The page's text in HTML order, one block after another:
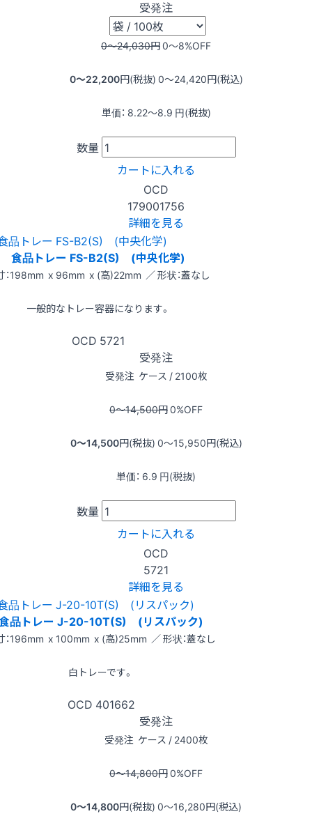
受発注
0〜24,030円0〜8%OFF
0〜22,200円(税抜) 0〜24,420円(税込)
単価： 8.22〜8.9 円(税抜)
数量
カートに入れる
OCD
179001756
詳細を見る
食品トレー FS-B2(S) (中央化学)
：198mm x 96mm x (高)22mm ／ 形状：蓋なし
一般的なトレー容器になります。
OCD 5721
受発注
受発注 ケース / 2100枚
0〜14,500円0%OFF
0〜14,500円(税抜) 0〜15,950円(税込)
単価： 6.9 円(税抜)
数量
カートに入れる
OCD
5721
詳細を見る
品トレー J-20-10T(S) (リスパック)
：196mm x 100mm x (高)25mm ／ 形状：蓋なし
白トレーです。
OCD 401662
受発注
受発注 ケース / 2400枚
0〜14,800円0%OFF
0〜14,800円(税抜) 0〜16,280円(税込)